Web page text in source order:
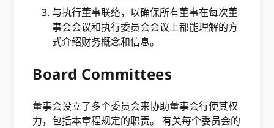
与执行董事联络，以确保所有董事在每次董
事会会议和执行委员会会议上都能理解的方
式介绍财务概念和信息。
Board Committees
董事会设立了多个委员会来协助董事会行使其权
力，包括本章程规定的职责。 有关每个委员会的